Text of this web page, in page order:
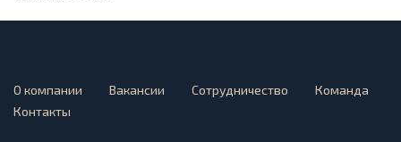
О компании Вакансии Сотрудничество
Команда
Контакты